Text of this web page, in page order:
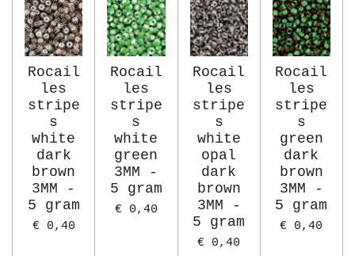
Rocail
les
stripe
s
white
dark
brown
3MM -
5 gram
€ 0,40
Rocail
les
stripe
s
white
green
3MM -
5 gram
€ 0,40
Rocail
les
stripe
s
white
opal
dark
brown
3MM -
5 gram
€ 0,40
Rocail
les
stripe
s
green
dark
brown
3MM -
5 gram
€ 0,40